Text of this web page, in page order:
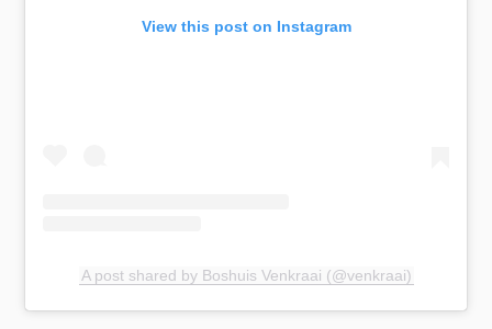
View this post on Instagram
A post shared by Boshuis Venkraai (@venkraai)